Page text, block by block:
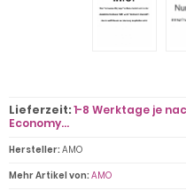
Lieferzeit:1-8 Werktage je
Economy...
Hersteller: AMO
Mehr Artikel von: AMO